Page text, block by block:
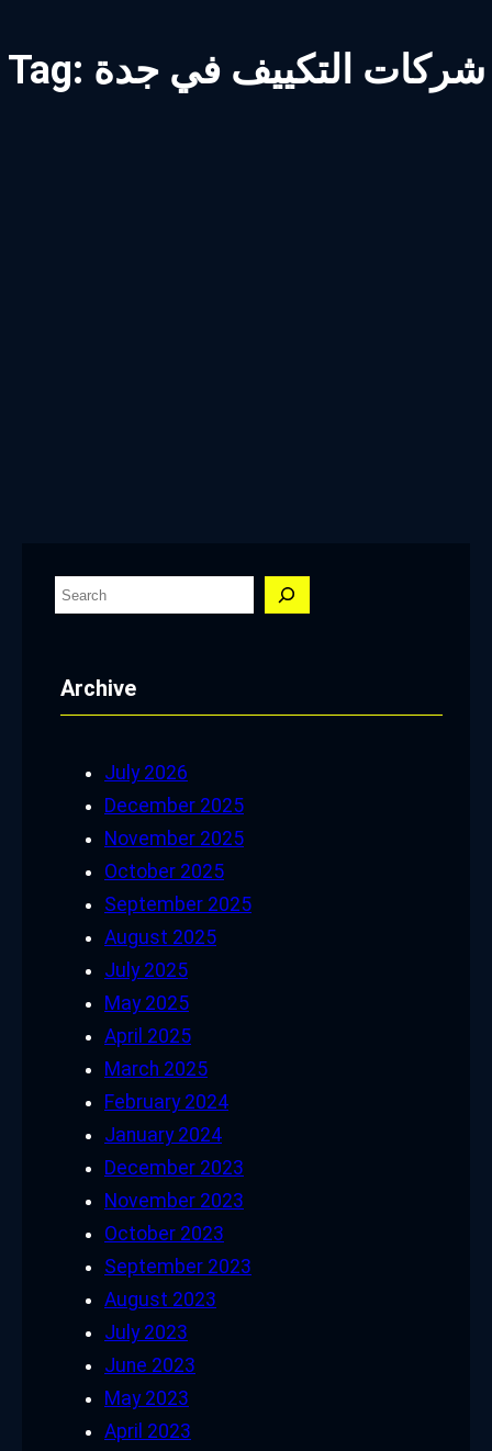
Tag: شركات التكييف في جدة
S
rArchive
July 2026
December 2025
November 2025
October 2025
September 2025
August 2025
July 2025
May 2025
April 2025
March 2025
February 2024
January 2024
December 2023
November 2023
October 2023
September 2023
August 2023
July 2023
June 2023
May 2023
April 2023